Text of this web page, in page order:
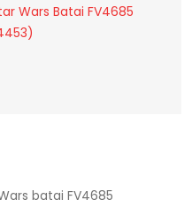
Wars Batai FV4685